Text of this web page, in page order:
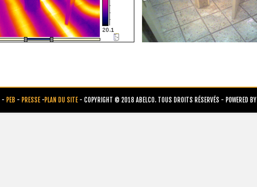
- PEB - PRESSE-PLAN DU SITE- COPYRIGHT © 2018 ABELCO. TOUS DROITS RÉSERVÉS - POWERED BY